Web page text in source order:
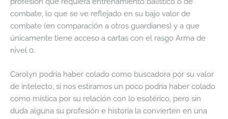
combate, lo que se ve reflejado en su bajo valor de
combate (en comparación a otros guardianes) y a que
únicamente tiene acceso a cartas con el rasgo Arma de
nivel 0.
Carolyn podría haber colado como buscadora por su valor
de intelecto, si nos estiramos un poco podría haber colado
como mística por su relación con lo esotérico, pero sin
duda alguna su profesión e historia la convierten en una